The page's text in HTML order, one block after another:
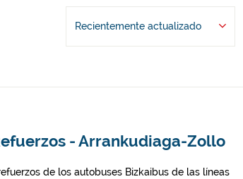
Recientemente actualizado
- Arrankudiaga-Zollo
de los autobuses Bizkaibus de las líneas